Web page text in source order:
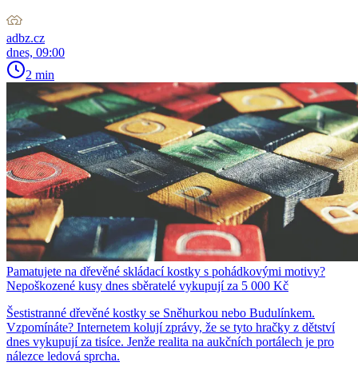
adbz.cz
dnes, 09:00
2 min
Pamatujete na dřevěné skládací kostky s pohádkovými motivy?
Nepoškozené kusy dnes sběratelé vykupují za 5 000 Kč
Šestistranné dřevěné kostky se Sněhurkou nebo Budulínkem.
Vzpomínáte? Internetem kolují zprávy, že se tyto hračky z dětství
dnes vykupují za tisíce. Jenže realita na aukčních portálech je pro
nálezce ledová sprcha.